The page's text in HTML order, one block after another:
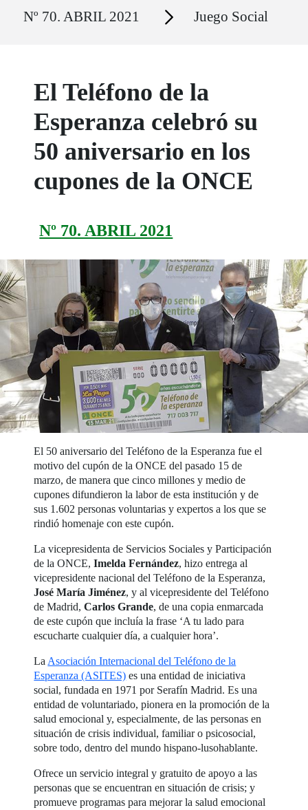
Nº 70. ABRIL 2021 Secciones Juego Social
El Teléfono de la
Esperanza celebró su
50 aniversario en los
cupones de la ONCE
Nº 70. ABRIL 2021
El 50 aniversario del Teléfono de la Esperanza fue el
motivo del cupón de la ONCE del pasado 15 de
marzo, de manera que cinco millones y medio de
cupones difundieron la labor de esta institución y de
sus 1.602 personas voluntarias y expertos a los que se
rindió homenaje con este cupón.
La vicepresidenta de Servicios Sociales y Participación
de la ONCE, Imelda Fernández, hizo entrega al
vicepresidente nacional del Teléfono de la Esperanza,
José María Jiménez, y al vicepresidente del Teléfono
de Madrid,Carlos Grande, de una copia enmarcada
de este cupón que incluía la frase ‘A tu lado para
escucharte cualquier día, a cualquier hora’.
La Asociación Internacional del Teléfono de la
Esperanza (ASITES) es una entidad de iniciativa
social, fundada en 1971 por Serafín Madrid. Es una
entidad de voluntariado, pionera en la promoción de la
salud emocional y, especialmente, de las personas en
situación de crisis individual, familiar o psicosocial,
sobre todo, dentro del mundo hispano-lusohablante.
Ofrece un servicio integral y gratuito de apoyo a las
personas que se encuentran en situación de crisis; y
promueve programas para mejorar la salud emocional